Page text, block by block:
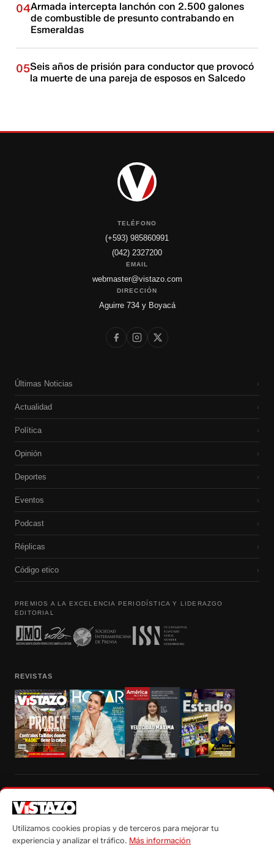
04Armada intercepta lanchón con 2.500 galones
de combustible de presunto contrabando en
Esmeraldas
05Seis años de prisión para conductor que provocó
la muerte de una pareja de esposos en Salcedo
TELÉFONO
(+593) 985860991
(042) 2327200
EMAIL
webmaster@vistazo.com
DIRECCIÓN
Aguirre 734 y Boyacá
Últimas Noticias ›
Actualidad ›
Política ›
Opinión ›
Deportes ›
Eventos ›
Podcast ›
Réplicas ›
Código etico ›
PREMIOS A LA EXCELENCIA PERIODÍSTICA Y LIDERAZGO
EDITORIAL
REVISTAS
autorización escrita de su titular, de todos los contenidos de Vistazo.com.
Utilizamos cookies propias y de terceros para mejorar tu
experiencia y analizar el tráfico. Más información